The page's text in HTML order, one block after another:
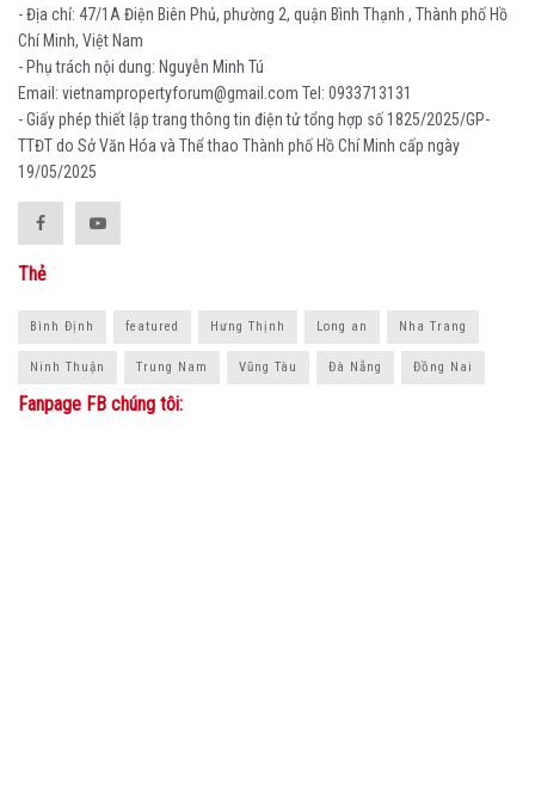
- Địa chỉ: 47/1A Điện Biên Phủ, phường 2, quận Bình Thạnh , Thành phố Hồ
Chí Minh, Việt Nam
- Phụ trách nội dung: Nguyễn Minh Tú
Email: vietnampropertyforum@gmail.com Tel: ‭0933713131
- Giấy phép thiết lập trang thông tin điện tử tổng hợp số 1825/2025/GP-
TTĐT do Sở Văn Hóa và Thể thao Thành phố Hồ Chí Minh cấp ngày
19/05/2025
Thẻ
Bình Định featured Hưng Thịnh Long an Nha Trang
Ninh Thuận Trung Nam Vũng Tàu Đà Nẵng Đồng Nai
Fanpage FB chúng tôi: